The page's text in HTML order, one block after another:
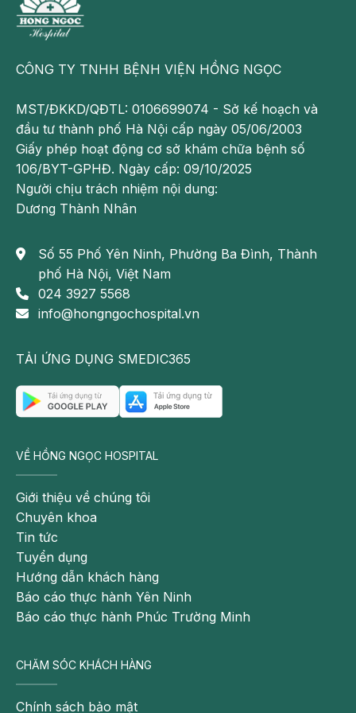
Mang thai ở phụ nữ
Tình trạng buồn nôn chóng mặt đau bụngcũng xảy ra
thay đổi về nội tiết tố và hooc-môn dẫn đến mệt mỏi, chán
ăn hoặc thấy buồn nôn khi ăn.
Ốm nghéncàng nặng
càng làm cho mẹ bầu cảm thấy bụng cồn cào, đau bụng
râm râm khó chịu.
Đây là tình trạng phổ biến ở giai đoạn ốm nghén. Tùy vào
cơ địa mà mỗi người lại có tình trạng chóng mặt buồn
nhiều hơn và bổ sung đa dạng thực phẩm để cả mẹ và
bé khỏe mạnh hơn.
Hiện tượng ốm nghén khi mang thai có thể gây buồn nôn
Các vấn đề sức khỏe khác
Ngoài ra, tình trạng buồn nôn chóng mặt đau bụng và đau
Tác dụng phụ của thuốc.
Thiểu năng tuần hoàn não. Rối loạn tiền đình nặng.
CÔNG TY TNHH BỆNH VIỆN HỒNG NGỌC
MST/ĐKKD/QĐTL: 0106699074 - Sở kế hoạch và
đầu tư thành phố Hà Nội cấp ngày 05/06/2003
Giấy phép hoạt động cơ sở khám chữa bệnh số
106/BYT-GPHĐ. Ngày cấp: 09/10/2025
Người chịu trách nhiệm nội dung:
Dương Thành Nhân
Số 55 Phố Yên Ninh, Phường Ba Đình, Thành
phố Hà Nội, Việt Nam
024 3927 5568
info@hongngochospital.vn
TẢI ỨNG DỤNG SMEDIC365
VỀ HỒNG NGỌC HOSPITAL
Giới thiệu về chúng tôi
Chuyên khoa
Tin tức
Tuyển dụng
Hướng dẫn khách hàng
Báo cáo thực hành Yên Ninh
Báo cáo thực hành Phúc Trường Minh
CHĂM SÓC KHÁCH HÀNG
Chính sách bảo mật